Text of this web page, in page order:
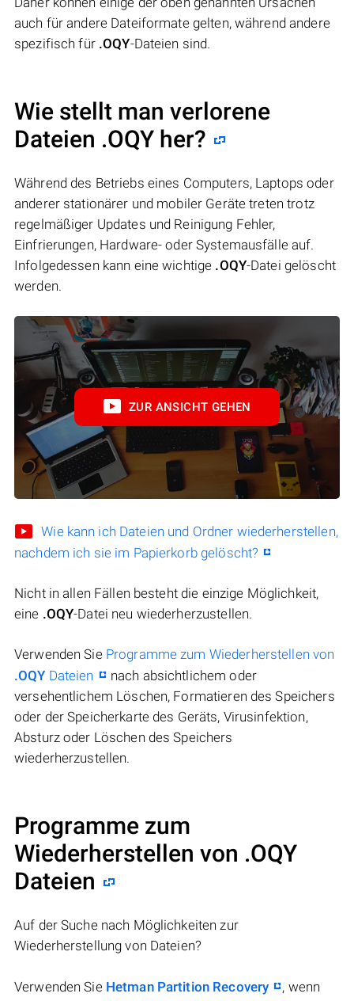
auch für andere Dateiformate gelten, während andere
spezifisch für .OQY-Dateien sind.
Wie stellt man verlorene
Dateien .OQY her?
Während des Betriebs eines Computers, Laptops oder
anderer stationärer und mobiler Geräte treten trotz
regelmäßiger Updates und Reinigung Fehler,
Einfrierungen, Hardware- oder Systemausfälle auf.
Infolgedessen kann eine wichtige .OQY-Datei gelöscht
werden.
ZUR ANSICHT GEHEN
Wie kann ich Dateien und Ordner wiederherstellen,
nachdem ich sie im Papierkorb gelöscht?
Nicht in allen Fällen besteht die einzige Möglichkeit,
eine .OQY-Datei neu wiederherzustellen.
Verwenden Sie Programme zum Wiederherstellen von
.OQY Dateien
nach absichtlichem oder
versehentlichem Löschen, Formatieren des Speichers
oder der Speicherkarte des Geräts, Virusinfektion,
Absturz oder Löschen des Speichers
wiederherzustellen.
Programme zum
Wiederherstellen von .OQY
Dateien
Auf der Suche nach Möglichkeiten zur
Wiederherstellung von Dateien?
Verwenden Sie Hetman Partition Recovery
, wenn